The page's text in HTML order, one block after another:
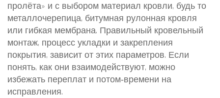
пролёта» и с выбором материал кровли, будь то
металлочерепица, битумная рулонная кровля
или гибкая мембрана. Правильный кровельный
монтаж, процесс укладки и закрепления
покрытия, зависит от этих параметров. Если
понять, как они взаимодействуют, можно
избежать переплат и потом‑времени на
исправления.